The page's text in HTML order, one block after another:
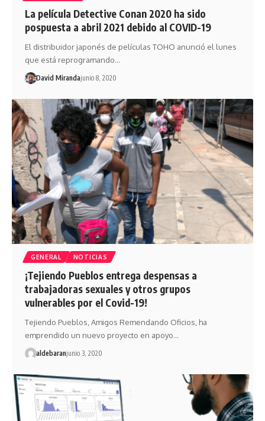
La película Detective Conan 2020 ha sido
pospuesta a abril 2021 debido al COVID-19
El distribuidor japonés de películas TOHO anunció el lunes
que está reprogramando…
David Mirandajunio 8, 2020
GENERAL NOTICIAS
¡Tejiendo Pueblos entrega despensas a
trabajadoras sexuales y otros grupos
vulnerables por el Covid-19!
Tejiendo Pueblos, Amigos Remendando Oficios, ha
emprendido un nuevo proyecto en apoyo…
aldebaranjunio 3, 2020